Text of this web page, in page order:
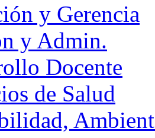
y Gerencia
y Admin.
Docente
de Salud